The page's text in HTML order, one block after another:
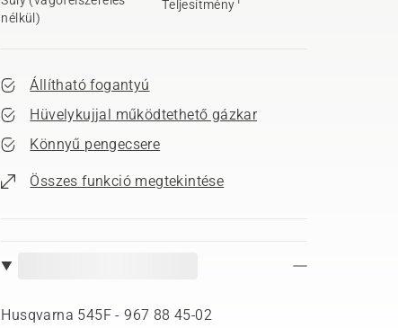
nélkül)
Teljesítmény
Állítható fogantyú
Hüvelykujjal működtethető gázkar
Könnyű pengecsere
Összes funkció megtekintése
Husqvarna 545F - 967 88 45‑02